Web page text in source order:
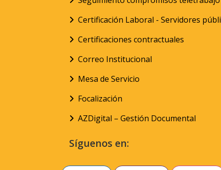
Certificación Laboral - Servidores
Certificaciones contractuales
Correo Institucional
Mesa de Servicio
Focalización
AZDigital – Gestión Documental
Síguenos en: